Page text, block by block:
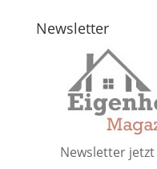
Newsletter
Newsletter